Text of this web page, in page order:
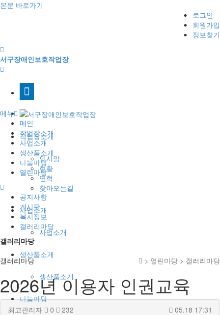
본문 바로가기
로그인
회원가입
정보찾기
서구장애인보호작업장
작업장소개
인사말
현황
연혁
찾아오는길
사업소개
사업소개
생산품소개
생산품소개
나눔마당
메뉴
메인
작업장소개
사업소개
생산품소개
나눔마당
열린마당
공지사항
게시판
복지정보
갤러리마당
갤러리마당
> 열린마당 > 갤러리마당
갤러리마당
2026년 이용자 인권교육
최고관리자 0 232 05.18 17:31